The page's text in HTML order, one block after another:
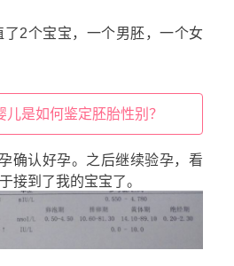
2个宝宝，一个男胚，一个女
是如何鉴定胚胎性别？
确认好孕。之后继续验孕，看
接到了我的宝宝了。